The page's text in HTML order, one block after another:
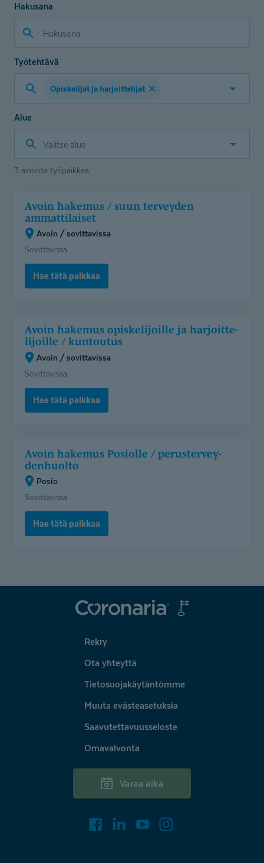
Hakusana
Työtehtävä
Valitse
Opiskelijat ja harjoittelijat
Alue
Valitse
3 avointa työpaikkaa
hakemus
suun
terveyden
ammattilaiset
(Avoin
Avoin hakemus / suun terveyden
ammattilaiset
Avoin / sovittavissa
Sovittavissa
Hae tätä paikkaa
hakemus
opiskelijoille
harjoittelijoille
kuntoutus
sovittavissa)
Avoin hakemus opiskelijoille ja harjoitte­
li­joille / kuntoutus
Avoin / sovittavissa
Sovittavissa
Hae tätä paikkaa
hakemus
Posiolle
perusterveydenhuolto
(Posio)
Avoin hakemus Posiolle / perustervey­
denhuolto
Posio
Sovittavissa
Hae tätä paikkaa
Coronaria
Rekry
Ota yhteyttä
Tietosuojakäytäntömme
Muuta evästeasetuksia
Saavutettavuusseloste
Omavalvonta
Varaa aika
FacebookLinkedInYoutube